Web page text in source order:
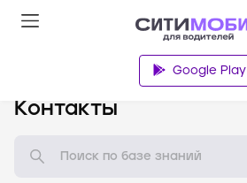
Google Play
Контакты